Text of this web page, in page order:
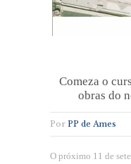
Comeza o
obras do
Por PP de Ames
O próximo 11 de